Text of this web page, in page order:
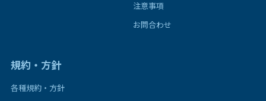
注意事項
お問合わせ
規約・方針
各種規約・方針